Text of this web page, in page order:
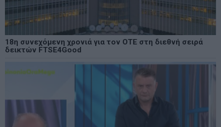
18η συνεχόμενη χρονιά για τον ΟΤΕ στη διεθνή σειρά
δεικτών FTSE4Good